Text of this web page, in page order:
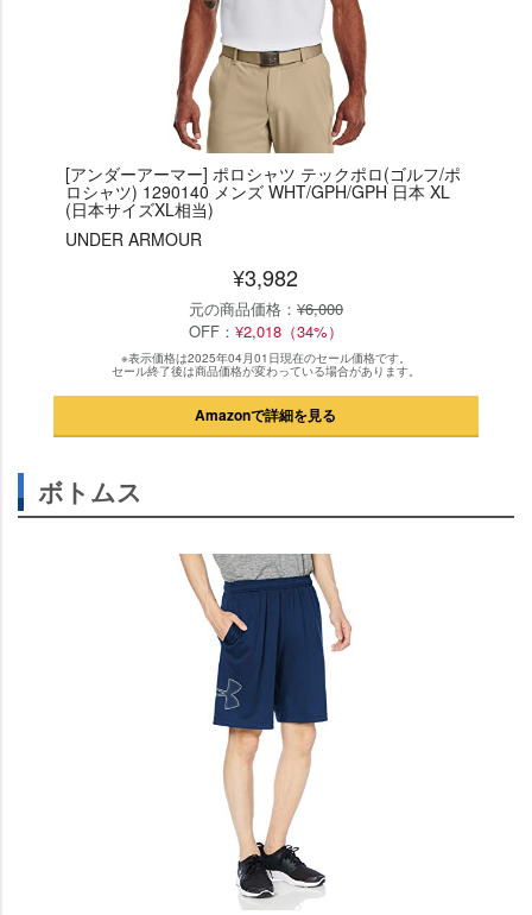
[アンダーアーマー] ポロシャツ テックポロ(ゴルフ/ポ
ロシャツ) 1290140 メンズ WHT/GPH/GPH 日本 XL
(日本サイズXL相当)
UNDER ARMOUR
¥3,982
元の商品価格： ¥6,000
OFF： ¥2,018（34%）
※表示価格は2025年04月01日現在のセール価格です。
セール終了後は商品価格が変わっている場合があります。
Amazonで詳細を見る
ボトムス